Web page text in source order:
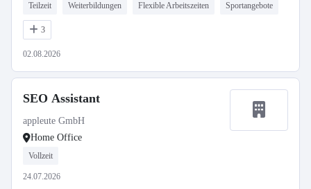
Teilzeit Weiterbildungen Flexible Arbeitszeiten Sportangebote
3
02.08.2026
SEO Assistant
appleute GmbH
Home Office
Vollzeit
24.07.2026